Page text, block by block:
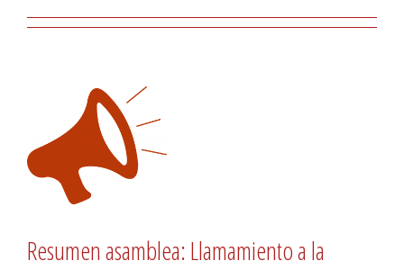
Resumen asamblea: Llamamiento a la